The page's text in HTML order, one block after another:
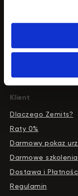
Klient
Dlaczego Zemits?
Raty 0%
Darmowy pokaz
Darmowe szkolenia
Dostawa i
Regulamin
zemits.co.uk
zemits.eu
zemits.es
zemits.it
zemits.de
zemits.biz.tr